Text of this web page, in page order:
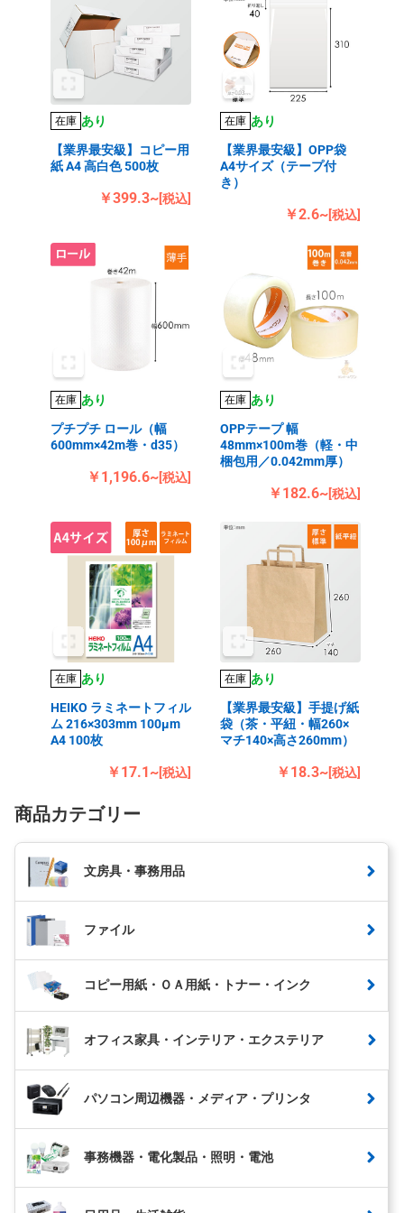
在庫 あり
【業界最安級】コピー用
紙 A4 高白色 500枚
￥399.3~[税込]
在庫 あり
【業界最安級】OPP袋
A4サイズ（テープ付
き）
￥2.6~[税込]
在庫 あり
プチプチ ロール（幅
600mm×42m巻・d35）
￥1,196.6~[税込]
在庫 あり
OPPテープ 幅
48mm×100m巻（軽・中
梱包用／0.042mm厚）
￥182.6~[税込]
在庫 あり
HEIKO ラミネートフィル
ム 216×303mm 100μm
A4 100枚
￥17.1~[税込]
在庫 あり
【業界最安級】手提げ紙
袋（茶・平紐・幅260×
マチ140×高さ260mm）
￥18.3~[税込]
商品カテゴリー
文房具・事務用品
ファイル
コピー用紙・ＯＡ用紙・トナー・インク
オフィス家具・インテリア・エクステリア
パソコン周辺機器・メディア・プリンタ
事務機器・電化製品・照明・電池